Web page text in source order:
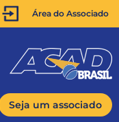
Área do Associado
Seja um associado